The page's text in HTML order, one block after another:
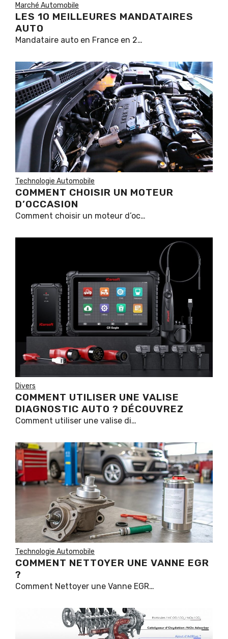
Marché Automobile
LES 10 MEILLEURES MANDATAIRES
AUTO
Mandataire auto en France en 2…
Technologie Automobile
COMMENT CHOISIR UN MOTEUR
D’OCCASION
Comment choisir un moteur d’oc…
Divers
COMMENT UTILISER UNE VALISE
DIAGNOSTIC AUTO ? DÉCOUVREZ
Comment utiliser une valise di…
Technologie Automobile
COMMENT NETTOYER UNE VANNE EGR
?
Comment Nettoyer une Vanne EGR…